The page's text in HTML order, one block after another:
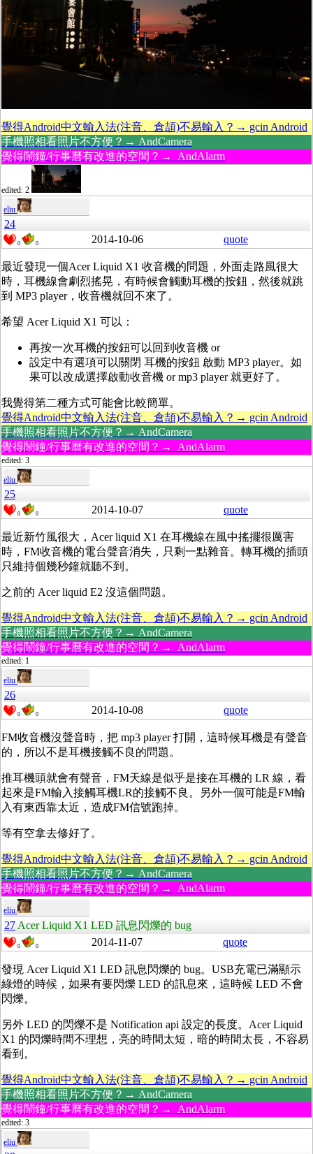
覺得Android中文輸入法(注音、倉頡)不易輸入？→ gcin Android
手機照相看照片不方便？→ AndCamera
覺得鬧鐘/行事曆有改進的空間？→ AndAlarm
edited: 2
eliu
24
0 0 2014-10-06 quote
最近發現一個Acer Liquid X1 收音機的問題，外面走路風很大
時，耳機線會劇烈搖晃，有時候會觸動耳機的按鈕，然後就跳
到 MP3 player，收音機就回不來了。
希望 Acer Liquid X1 可以：
再按一次耳機的按鈕可以回到收音機 or
設定中有選項可以關閉 耳機的按鈕 啟動 MP3 player。如
果可以改成選擇啟動收音機 or mp3 player 就更好了。
我覺得第二種方式可能會比較簡單。
覺得Android中文輸入法(注音、倉頡)不易輸入？→ gcin Android
手機照相看照片不方便？→ AndCamera
覺得鬧鐘/行事曆有改進的空間？→ AndAlarm
edited: 3
eliu
25
0 0 2014-10-07 quote
最近新竹風很大，Acer liquid X1 在耳機線在風中搖擺很厲害
時，FM收音機的電台聲音消失，只剩一點雜音。轉耳機的插頭
只維持個幾秒鐘就聽不到。
之前的 Acer liquid E2 沒這個問題。
覺得Android中文輸入法(注音、倉頡)不易輸入？→ gcin Android
手機照相看照片不方便？→ AndCamera
覺得鬧鐘/行事曆有改進的空間？→ AndAlarm
edited: 1
eliu
26
0 0 2014-10-08 quote
FM收音機沒聲音時，把 mp3 player 打開，這時候耳機是有聲音
的，所以不是耳機接觸不良的問題。
推耳機頭就會有聲音，FM天線是似乎是接在耳機的 LR 線，看
起來是FM輸入接觸耳機LR的接觸不良。另外一個可能是FM輸
入有東西靠太近，造成FM信號跑掉。
等有空拿去修好了。
覺得Android中文輸入法(注音、倉頡)不易輸入？→ gcin Android
手機照相看照片不方便？→ AndCamera
覺得鬧鐘/行事曆有改進的空間？→ AndAlarm
eliu
27Acer Liquid X1 LED 訊息閃爍的 bug
0 0 2014-11-07 quote
發現 Acer Liquid X1 LED 訊息閃爍的 bug。USB充電已滿顯示
綠燈的時候，如果有要閃爍 LED 的訊息來，這時候 LED 不會
閃爍。
另外 LED 的閃爍不是 Notification api 設定的長度。Acer Liquid
X1 的閃爍時間不理想，亮的時間太短，暗的時間太長，不容易
看到。
覺得Android中文輸入法(注音、倉頡)不易輸入？→ gcin Android
手機照相看照片不方便？→ AndCamera
覺得鬧鐘/行事曆有改進的空間？→ AndAlarm
edited: 3
eliu